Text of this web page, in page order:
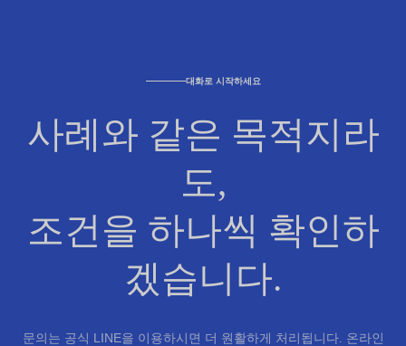
대화로 시작하세요
사례와 같은 목적지라
도,
조건을 하나씩 확인하
겠습니다.
문의는 공식 LINE을 이용하시면 더 원활하게 처리됩니다. 온라인